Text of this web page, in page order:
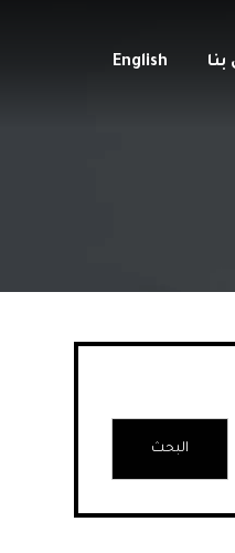
English
البحث